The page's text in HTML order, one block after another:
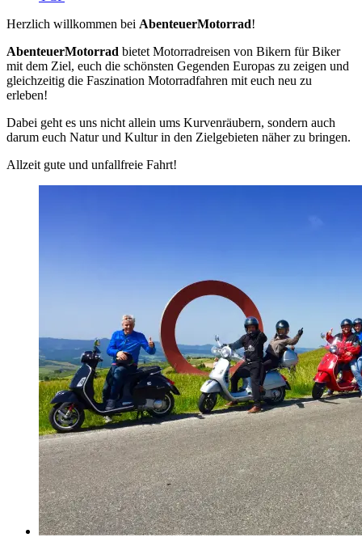
Herzlich willkommen bei AbenteuerMotorrad!
AbenteuerMotorrad bietet Motorradreisen von Bikern für Biker
mit dem Ziel, euch die schönsten Gegenden Europas zu zeigen und
gleichzeitig die Faszination Motorradfahren mit euch neu zu
erleben!
Dabei geht es uns nicht allein ums Kurvenräubern, sondern auch
darum euch Natur und Kultur in den Zielgebieten näher zu bringen.
Allzeit gute und unfallfreie Fahrt!